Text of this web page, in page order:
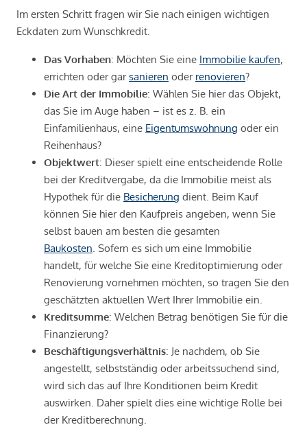
Im ersten Schritt fragen wir Sie nach einigen wichtigen
Eckdaten zum Wunschkredit.
Das Vorhaben: Möchten Sie eine Immobilie kaufen,
errichten oder garsanieren oder renovieren?
Die Art der Immobilie: Wählen Sie hier das Objekt,
das Sie im Auge haben – ist es z. B. ein
Einfamilienhaus, eine Eigentumswohnung oder ein
Reihenhaus?
Objektwert: Dieser spielt eine entscheidende Rolle
bei der Kreditvergabe, da die Immobilie meist als
Hypothek für die Besicherung dient. Beim Kauf
können Sie hier den Kaufpreis angeben, wenn Sie
selbst bauen am besten die gesamten
Baukosten . Sofern es sich um eine Immobilie
handelt, für welche Sie eine Kreditoptimierung oder
Renovierung vornehmen möchten, so tragen Sie den
geschätzten aktuellen Wert Ihrer Immobilie ein.
Kreditsumme: Welchen Betrag benötigen Sie für die
Finanzierung?
Beschäftigungsverhältnis: Je nachdem, ob Sie
angestellt, selbstständig oder arbeitssuchend sind,
wird sich das auf Ihre Konditionen beim Kredit
auswirken. Daher spielt dies eine wichtige Rolle bei
der Kreditberechnung.